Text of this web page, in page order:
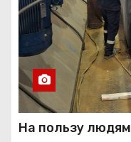
На пользу людям